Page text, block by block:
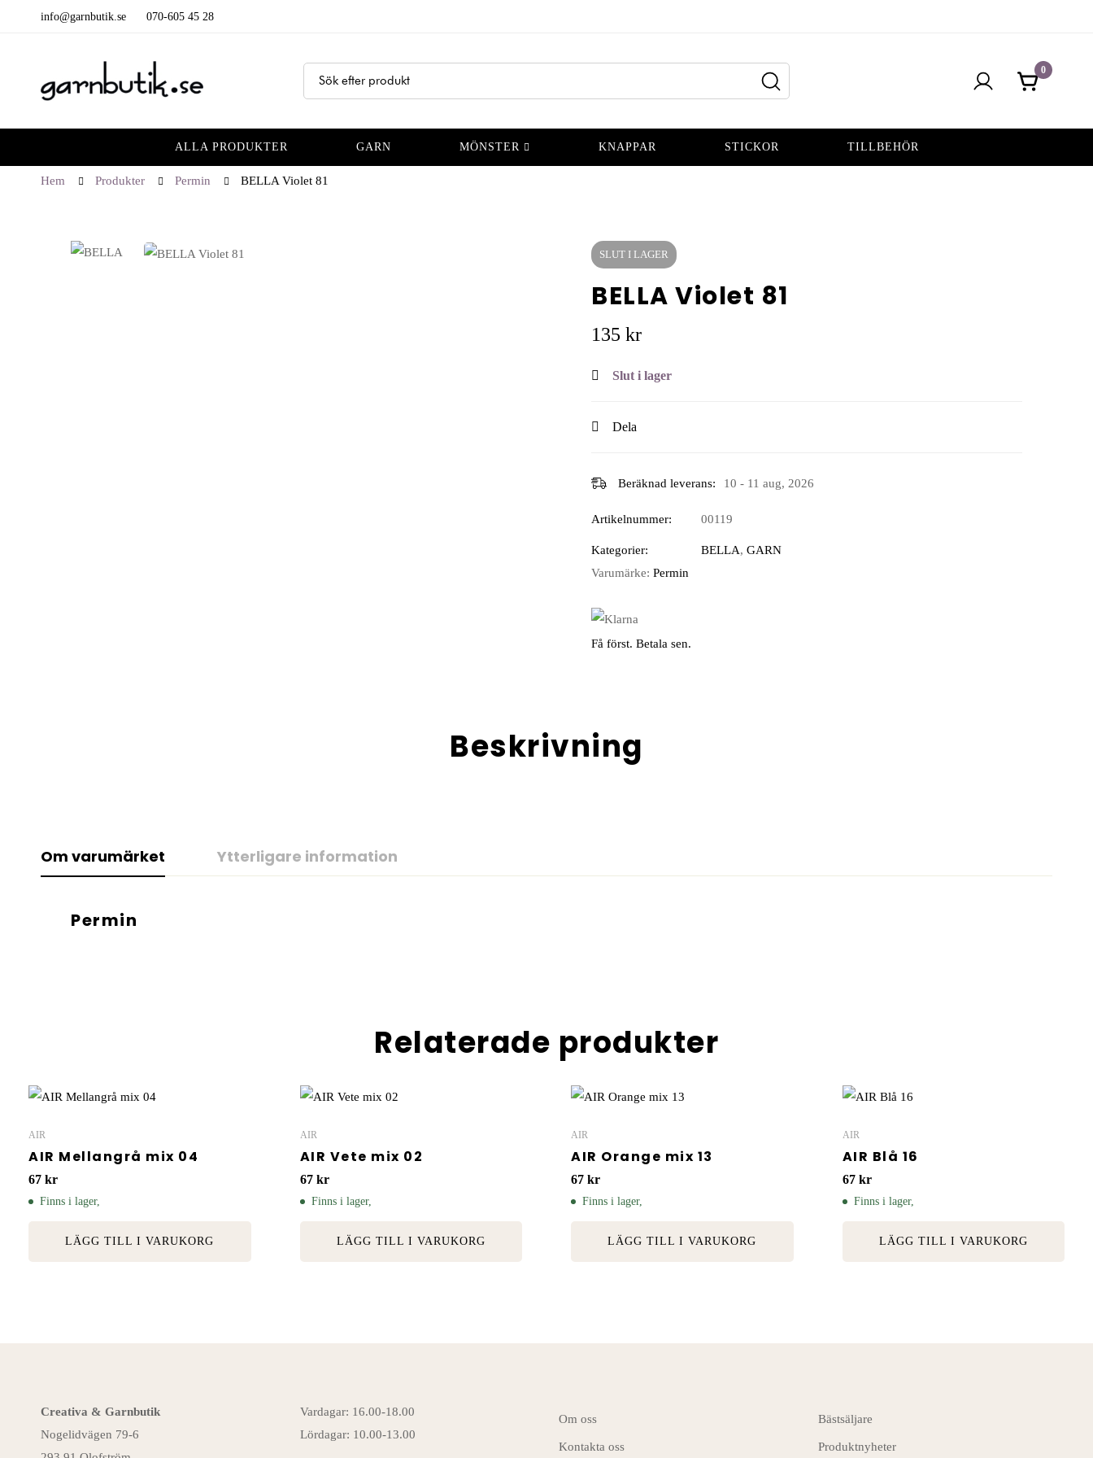
info@garnbutik.se 070-605 45 28
0
ALLA PRODUKTER GARN MÖNSTER KNAPPAR STICKOR TILLBEHÖR
Hem Produkter Permin BELLA Violet 81
SLUT I LAGER
BELLA Violet 81
135 kr
Slut i lager
Dela
Beräknad leverans: 10 - 11 aug, 2026
Artikelnummer: 00119
Kategorier: BELLA, GARN
Varumärke: Permin
Få först. Betala sen.
Beskrivning
Om varumärket Ytterligare information
Permin
Relaterade produkter
AIR
AIR Mellangrå mix 04
67 kr
Finns i lager,
LÄGG TILL I VARUKORG
AIR
AIR Vete mix 02
67 kr
Finns i lager,
LÄGG TILL I VARUKORG
AIR
AIR Orange mix 13
67 kr
Finns i lager,
LÄGG TILL I VARUKORG
AIR
AIR Blå 16
67 kr
Finns i lager,
LÄGG TILL I VARUKORG
Creativa & Garnbutik
Nogelidvägen 79-6
Vardagar: 16.00-18.00
Lördagar: 10.00-13.00
Om oss
Kontakta oss
Bästsäljare
Produktnyheter